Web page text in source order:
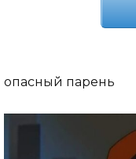
опасный парень